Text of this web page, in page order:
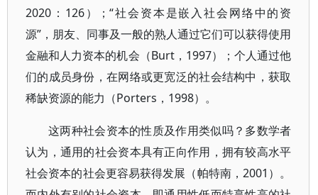
2020：126）；“社会资本是嵌入社会网络中的资
源”，朋友、同事及一般的熟人通过它们可以获得使用
金融和人力资本的机会（Burt，1997）；个人通过他
们的成员身份，在网络或更宽泛的社会结构中，获取
稀缺资源的能力（Porters，1998）。
这两种社会资本的性质及作用类似吗？多数学者
认为，通用的社会资本具有正向作用，拥有较高水平
社会资本的社会更容易获得发展（帕特南，2001）。